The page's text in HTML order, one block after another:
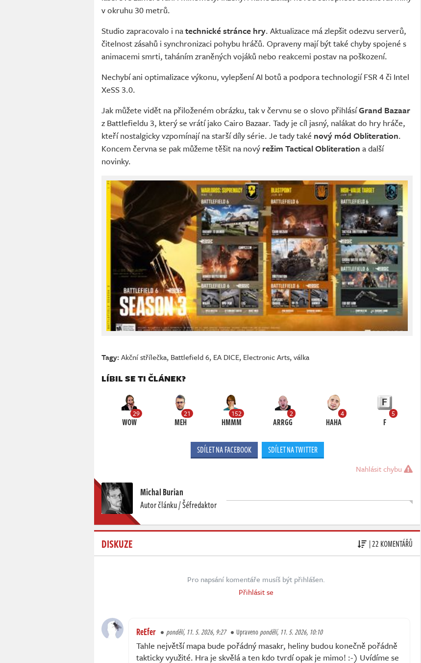
v okruhu 30 metrů.
Studio zapracovalo i natechnické stránce hry. Aktualizace má zlepšit odezvu serverů,
čitelnost zásahů i synchronizaci pohybu hráčů. Opraveny mají být také chyby spojené s
animacemi smrti, taháním zraněných vojáků nebo reakcemi postav na poškození.
Nechybí ani optimalizace výkonu, vylepšení AI botů a podpora technologií FSR 4 či Intel
XeSS 3.0.
Jak můžete vidět na přiloženém obrázku, tak v červnu se o slovo přihlásíGrand Bazaar
z Battlefieldu 3, který se vrátí jako Cairo Bazaar. Tady je cíl jasný, nalákat do hry hráče,
kteří nostalgicky vzpomínají na starší díly série. Je tady také nový mód Obliteration.
Koncem června se pak můžeme těšit na nový režim Tactical Obliteration a další
novinky.
Tagy:Akční střílečka, Battlefield 6, EA DICE, Electronic Arts,válka
LÍBIL SE TI ČLÁNEK?
29
WOW
21
MEH
152
HMMM
2
ARRGG
4
HAHA
5
F
SDÍLET NA FACEBOOK SDÍLET NA TWITTER
Nahlásit chybu
Michal Burian
Autor článku / Šéfredaktor
DISKUZE | 22 KOMENTÁŘŮ
Pro napsání komentáře musíš být přihlášen.
Přihlásit se
ReEfer pondělí, 11. 5. 2026, 9:27 Upravenopondělí, 11. 5. 2026, 10:10
Tahle největší mapa bude pořádný masakr, heliny budou konečně pořádně
takticky využité. Hra je skvělá a ten kdo tvrdí opak je mimo! :-) Uvídíme se